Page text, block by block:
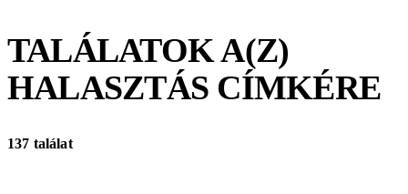
TALÁLATOK A(Z)
HALASZTÁS CÍMKÉRE
137 találat